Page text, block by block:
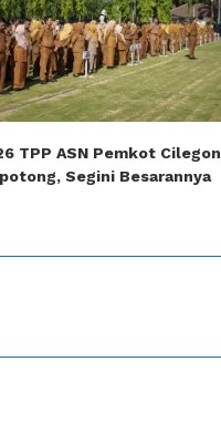
TPP ASN Pemkot Cilegon
Segini Besarannya